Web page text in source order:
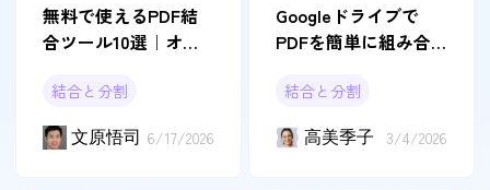
無料で使えるPDF結
合ツール10選｜オン
結合と分割
文原悟司 6/17/2026
Googleドライブで
PDFを簡単に組み合
き手順）
結合と分割
高美季子 3/4/2026